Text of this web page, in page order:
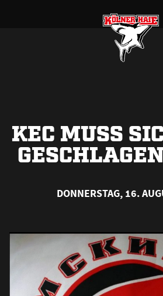
KEC MUSS
DONNERSTAG, 16.